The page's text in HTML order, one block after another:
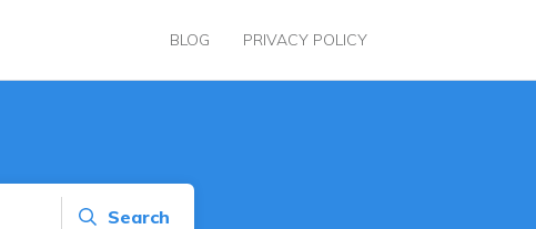
BLOG PRIVACY POLICY
Search